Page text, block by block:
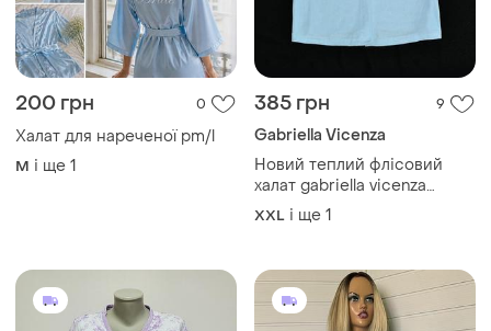
200 грн 0
Халат для нареченої pm/l
M і ще 1
385 грн 9
Gabriella Vicenza
Новий теплий флісовий
халат gabriella vicenza
р.2xl\3xl
XXL і ще 1